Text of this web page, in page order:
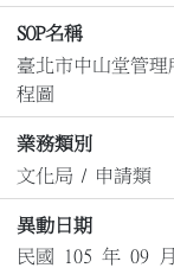
SOP名稱
臺北市中山堂管
程圖
業務類別
文化局 / 申請類
異動日期
民國 105 年 09